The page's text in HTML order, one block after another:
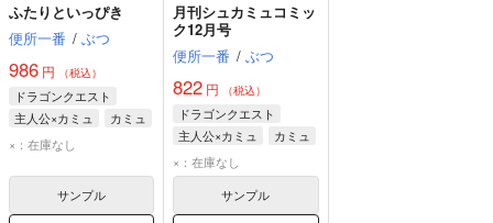
ふたりといっぴき
便所一番 / ぶつ
986 円 （税込）
ドラゴンクエスト
主人公×カミュ
カミュ
主人公
×：在庫なし
サンプル
月刊シュカミュコミッ
ク12月号
便所一番 / ぶつ
822 円 （税込）
ドラゴンクエスト
主人公×カミュ
カミュ
主人公
×：在庫なし
サンプル